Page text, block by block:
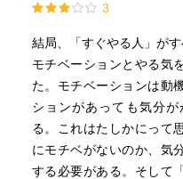
3
結局、「すぐやる人」が
モチベーションとやる気
た。モチベーションは動
ションがあっても気分
る。これはたしかにって
にモチベがないのか、気
する必要がある。そして